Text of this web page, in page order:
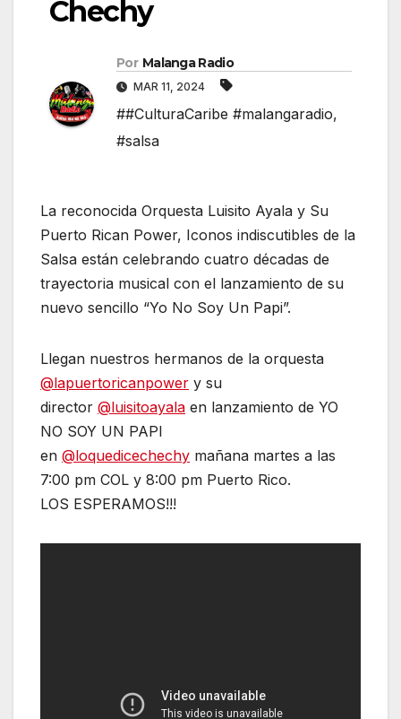
Chechy
Por Malanga Radio
MAR 11, 2024
##CulturaCaribe #malangaradio,
#salsa
La reconocida Orquesta Luisito Ayala y Su
Puerto Rican Power, Iconos indiscutibles de la
Salsa están celebrando cuatro décadas de
trayectoria musical con el lanzamiento de su
nuevo sencillo “Yo No Soy Un Papi”.
Llegan nuestros hermanos de la orquesta
@lapuertoricanpower y su
director @luisitoayala en lanzamiento de YO
NO SOY UN PAPI
en @loquedicechechy mañana martes a las
7:00 pm COL y 8:00 pm Puerto Rico.
LOS ESPERAMOS!!!